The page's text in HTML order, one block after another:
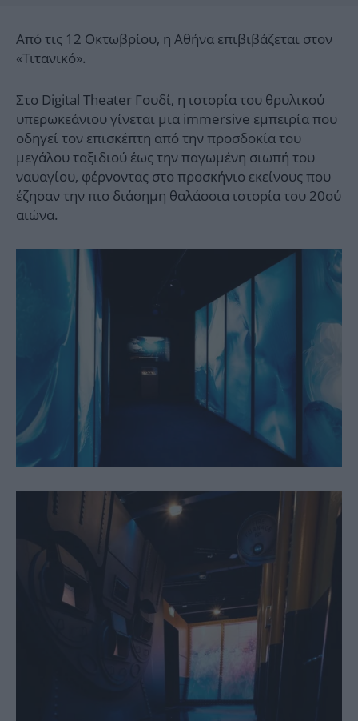
Από τις 12 Οκτωβρίου, η Αθήνα επιβιβάζεται στον
«Τιτανικό».
Στο Digital Theater Γουδί, η ιστορία του θρυλικού
υπερωκεάνιου γίνεται μια immersive εμπειρία που
οδηγεί τον επισκέπτη από την προσδοκία του
μεγάλου ταξιδιού έως την παγωμένη σιωπή του
ναυαγίου, φέρνοντας στο προσκήνιο εκείνους που
έζησαν την πιο διάσημη θαλάσσια ιστορία του 20ού
αιώνα.